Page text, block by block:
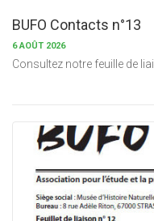
BUFO Contacts n°13
6 AOÛT 2026
Consultez notre feuille de